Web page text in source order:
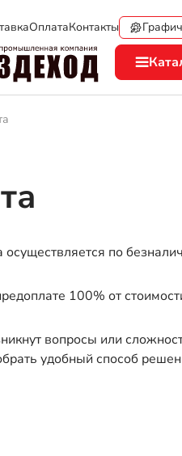
ОплатаКонтакты
осуществляется по
100% от
вопросы или
удобный способ